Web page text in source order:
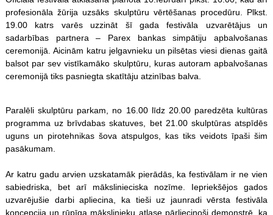
profesionāla žūrija uzsāks skulptūru vērtēšanas procedūru. Plkst.
19.00 katrs varēs uzzināt šī gada festivāla uzvarētājus un
sadarbības partnera – Parex bankas simpātiju apbalvošanas
ceremonijā. Aicinām katru jelgavnieku un pilsētas viesi dienas gaitā
balsot par sev vistīkamāko skulptūru, kuras autoram apbalvošanas
ceremonijā tiks pasniegta skatītāju atzinības balva.
Paralēli skulptūru parkam, no 16.00 līdz 20.00 paredzēta kultūras
programma uz brīvdabas skatuves, bet 21.00 skulptūras atspīdēs
uguns un pirotehnikas šova atspulgos, kas tiks veidots īpaši šim
pasākumam.
Ar katru gadu arvien uzskatamāk pierādās, ka festivālam ir ne vien
sabiedriska, bet arī mākslinieciska nozīme. Iepriekšējos gados
uzvarējušie darbi apliecina, ka tieši uz jaunradi vērsta festivāla
koncepcija un rūpīga mākslinieku atlase pārliecinoši demonstrē, ka